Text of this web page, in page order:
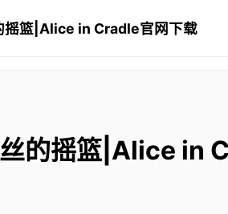
摇篮|Alice in Cradle官网下载
的摇篮|Alice in